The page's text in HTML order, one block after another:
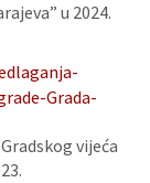
u 2024.
Grada-
vijeća